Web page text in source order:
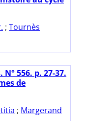
; Tournès
556. p. 27-37.
de
; Margerand